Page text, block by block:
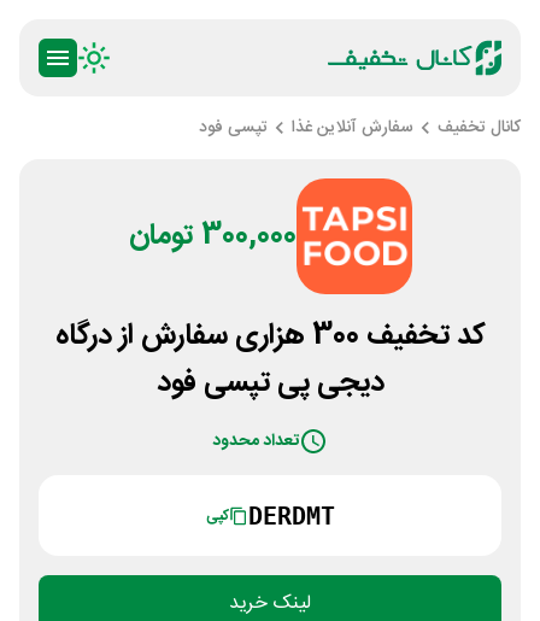
کانال تخفیف سفارش آنلاین غذا تپسی فود
300,000 تومان
کد تخفیف 300 هزاری سفارش از درگاه
دیجی پی تپسی فود
تعداد محدود
DERDMT کپی
لینک خرید